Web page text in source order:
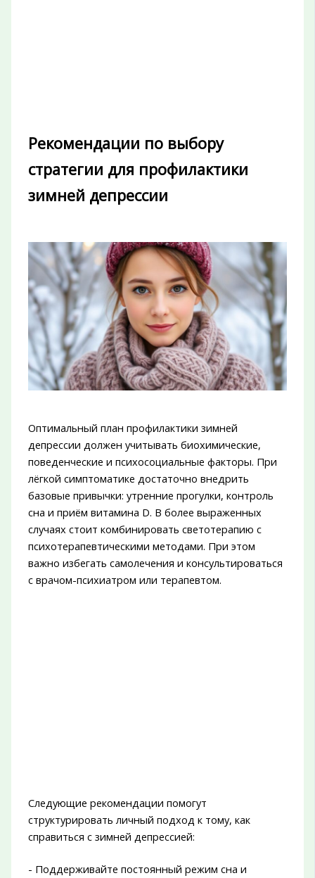
Рекомендации по выбору
стратегии для профилактики
зимней депрессии
Оптимальный план профилактики зимней
депрессии должен учитывать биохимические,
поведенческие и психосоциальные факторы. При
лёгкой симптоматике достаточно внедрить
базовые привычки: утренние прогулки, контроль
сна и приём витамина D. В более выраженных
случаях стоит комбинировать светотерапию с
психотерапевтическими методами. При этом
важно избегать самолечения и консультироваться
с врачом-психиатром или терапевтом.
Следующие рекомендации помогут
структурировать личный подход к тому, как
справиться с зимней депрессией:
- Поддерживайте постоянный режим сна и